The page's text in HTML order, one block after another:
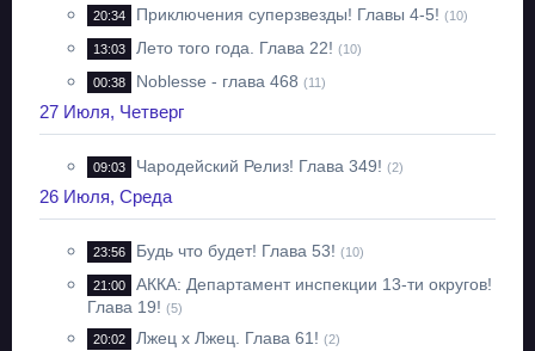
20:34 Приключения суперзвезды! Главы 4-5! (10)
13:03 Лето того года. Глава 22! (10)
00:38 Noblesse - глава 468 (11)
27 Июля, Четверг
09:03 Чародейский Релиз! Глава 349! (2)
26 Июля, Среда
23:56 Будь что будет! Глава 53! (10)
21:00
АККА: Департамент инспекции 13-ти округов!
Глава 19! (5)
20:02 Лжец х Лжец. Глава 61! (2)